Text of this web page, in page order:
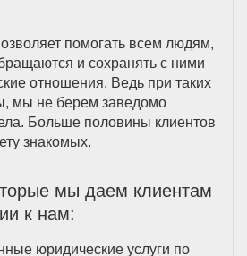
помогать всем людям,
и сохранять с ними
отношения. Ведь при таких
мы не берем заведомо
Больше половины клиентов
знакомых.
мы даем клиентам
к нам:
юридические услуги по